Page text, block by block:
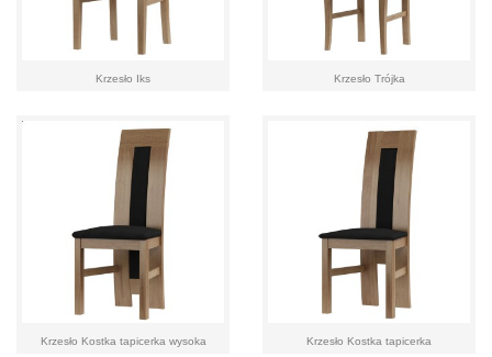
Krzesło Iks Krzesło Trójka
Krzesło Kostka tapicerka wysoka Krzesło Kostka tapicerka